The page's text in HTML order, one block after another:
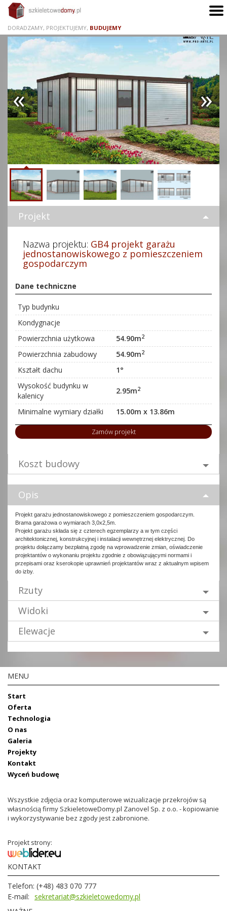
DORADZAMY, PROJEKTUJEMY, BUDUJEMY
powrótdo poprzedniej strony
Projekt
Nazwa projektu: GB4 projekt garażu
jednostanowiskowego z pomieszczeniem
gospodarczym
Dane techniczne
Typ budynku
Kondygnacje
Powierzchnia użytkowa
54.90m2
Powierzchnia zabudowy 54.90m2
Kształt dachu
1°
Wysokość budynku w
kalenicy
2.95m2
Minimalne wymiary działki 15.00m x 13.86m
Zamów projekt
Koszt budowy
Opis
Projekt garażu jednostanowiskowego z pomieszczeniem gospodarczym.
Brama garażowa o wymiarach 3,0x2,5m.
Projekt garażu składa się z czterech egzemplarzy a w tym części
architektonicznej, konstrukcyjnej i instalacji wewnętrznej elektrycznej. Do
projektu dołączamy bezpłatną zgodę na wprowadzenie zmian, oświadczenie
projektantów o wykonaniu projektu zgodnie z obowiązującymi normami i
przepisami oraz kserokopie uprawnień projektantów wraz z aktualnym wpisem
do izby.
Rzuty
Widoki
Elewacje
MENU
Start
Oferta
Technologia
O nas
Galeria
Projekty
Kontakt
Wyceń budowę
Wszystkie zdjęcia oraz komputerowe wizualizacje przekrojów są
własnością firmy SzkieletoweDomy.pl Zanovel Sp. z o.o. - kopiowanie
i wykorzystywanie bez zgody jest zabronione.
Projekt strony:
KONTAKT
Telefon: (+48) 483 070 777
E-mail: sekretariat@szkieletowedomy.pl